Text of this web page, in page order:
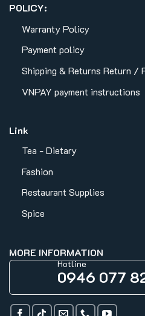
POLICY:
Warranty Policy
Payment policy
Shipping & Returns Return /
VNPAY payment instructions
Link
Tea - Dietary
Fashion
Restaurant Supplies
Spice
MORE INFORMATION
Hotline
0946 077